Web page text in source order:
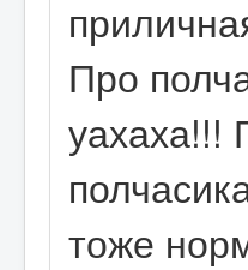
Про
уахаха!!!
тоже